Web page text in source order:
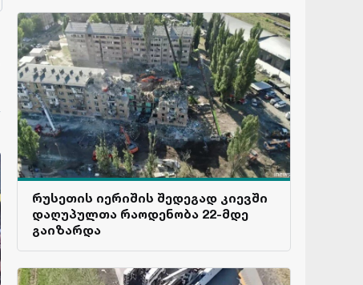
რუსეთის იერიშის შედეგად კიევში
დაღუპულთა რაოდენობა 22-მდე
გაიზარდა